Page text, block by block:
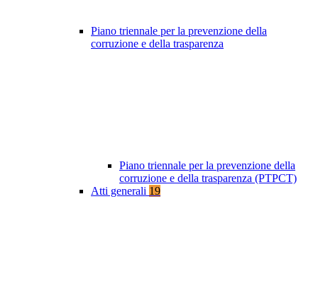
Piano triennale per la prevenzione della
corruzione e della trasparenza
Piano triennale per la prevenzione della
corruzione e della trasparenza (PTPCT)
Atti generali 19